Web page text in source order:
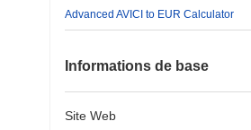
Advanced AVICI to EUR Calculator
Informations de base
Site Web